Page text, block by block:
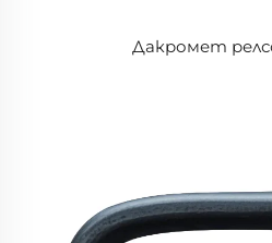
Дакромет